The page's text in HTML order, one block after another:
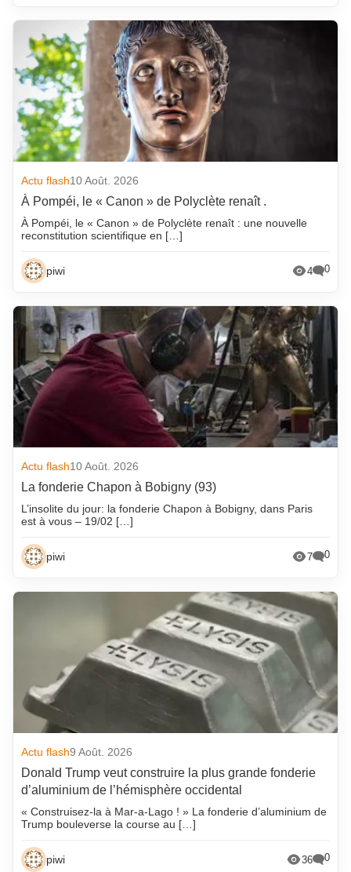
Actu flash10 Août. 2026
À Pompéi, le « Canon » de Polyclète renaît .
À Pompéi, le « Canon » de Polyclète renaît : une nouvelle
reconstitution scientifique en […]
piwi 4 0
Actu flash10 Août. 2026
La fonderie Chapon à Bobigny (93)
L’insolite du jour: la fonderie Chapon à Bobigny, dans Paris
est à vous – 19/02 […]
piwi 7 0
Actu flash9 Août. 2026
Donald Trump veut construire la plus grande fonderie
d’aluminium de l’hémisphère occidental
« Construisez-la à Mar-a-Lago ! » La fonderie d’aluminium de
Trump bouleverse la course au […]
piwi 36 0